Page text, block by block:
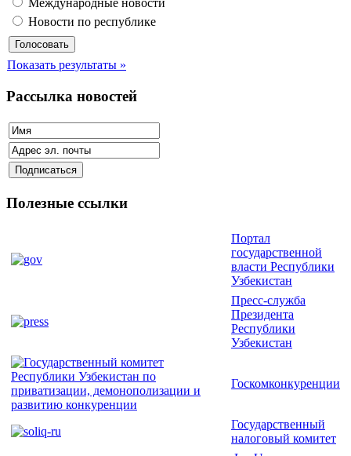
Международные новости
Новости по республике
Показать результаты »
Рассылка новостей
Полезные ссылки
Портал
государственной
власти Республики
Узбекистан
Пресс-служба
Президента
Республики
Узбекистан
Госкомконкуренции
Государственный
налоговый комитет